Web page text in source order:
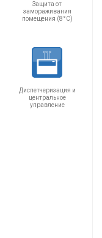
Защита от
замораживания
помещения (8°C)
Диспетчеризация и
центральное
управление